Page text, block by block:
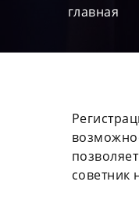
главная
советник